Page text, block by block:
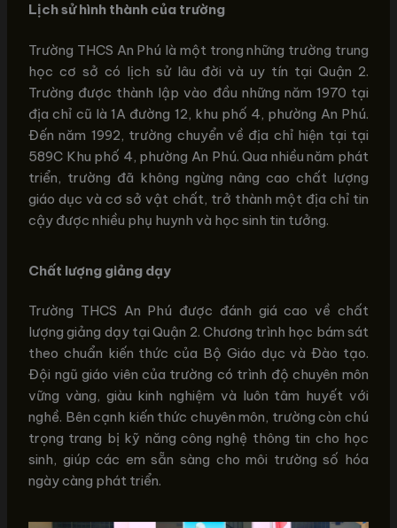
Lịch sử hình thành của trường
Trường THCS An Phú là một trong những trường trung
học cơ sở có lịch sử lâu đời và uy tín tại Quận 2.
Trường được thành lập vào đầu những năm 1970 tại
địa chỉ cũ là 1A đường 12, khu phố 4, phường An Phú.
Đến năm 1992, trường chuyển về địa chỉ hiện tại tại
589C Khu phố 4, phường An Phú. Qua nhiều năm phát
triển, trường đã không ngừng nâng cao chất lượng
giáo dục và cơ sở vật chất, trở thành một địa chỉ tin
cậy được nhiều phụ huynh và học sinh tin tưởng.
Chất lượng giảng dạy
Trường THCS An Phú được đánh giá cao về chất
lượng giảng dạy tại Quận 2. Chương trình học bám sát
theo chuẩn kiến thức của Bộ Giáo dục và Đào tạo.
Đội ngũ giáo viên của trường có trình độ chuyên môn
vững vàng, giàu kinh nghiệm và luôn tâm huyết với
nghề. Bên cạnh kiến thức chuyên môn, trường còn chú
trọng trang bị kỹ năng công nghệ thông tin cho học
sinh, giúp các em sẵn sàng cho môi trường số hóa
ngày càng phát triển.